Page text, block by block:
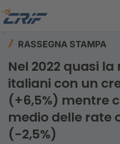
RASSEGNA STAMPA
Nel 2022 quasi
italiani con un
(+6,5%) mentre
medio delle rate
(-2,5%)